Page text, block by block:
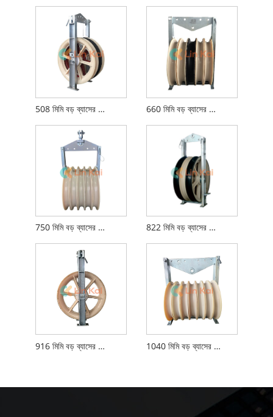
508 মিমি বড় ব্যাসের স্ট্রিংিং ব্লক 660 মিমি বড় ব্যাসের স্ট্রিংিং ব্লক
750 মিমি বড় ব্যাসের স্ট্রিংিং ব্লক 822 মিমি বড় ব্যাসের স্ট্রিংিং ব্লক
916 মিমি বড় ব্যাসের স্ট্রিংিং ব্লক 1040 মিমি বড় ব্যাসের স্ট্রিংিং ব্লক